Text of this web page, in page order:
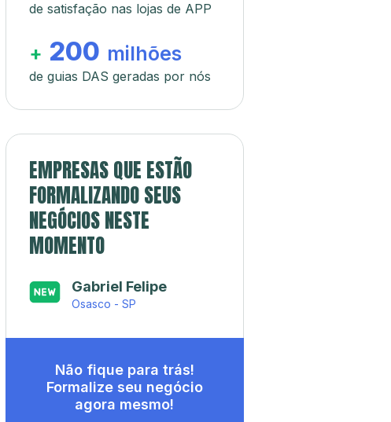
de satisfação nas lojas de APP
+ 200 milhões
de guias DAS geradas por nós
EMPRESAS QUE ESTÃO
FORMALIZANDO SEUS
NEGÓCIOS NESTE
MOMENTO
Gabriel Felipe
Osasco - SP
Não fique para trás!
Formalize seu negócio
agora mesmo!